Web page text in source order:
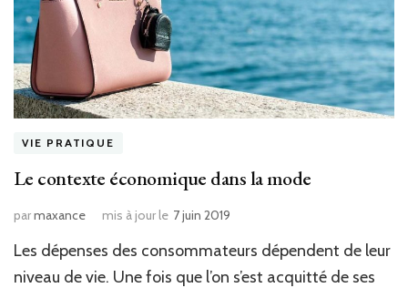
VIE PRATIQUE
Le contexte économique dans la mode
parmaxance mis à jour le 7 juin 2019
Les dépenses des consommateurs dépendent de leur
niveau de vie. Une fois que l’on s’est acquitté de ses